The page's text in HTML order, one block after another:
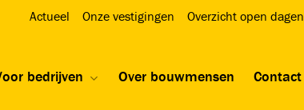
Actueel Onze vestigingen Overzicht open dagen
bedrijven Over bouwmensen Contact